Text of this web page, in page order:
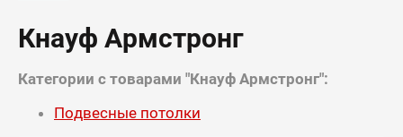
Кнауф Армстронг
Категории с товарами "Кнауф Армстронг":
Подвесные потолки